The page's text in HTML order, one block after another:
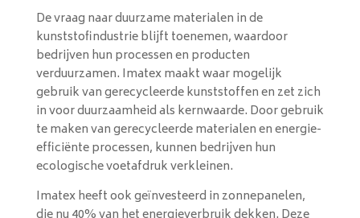
De vraag naar duurzame materialen in de
kunststofindustrie blijft toenemen, waardoor
bedrijven hun processen en producten
verduurzamen. Imatex maakt waar mogelijk
gebruik van gerecycleerde kunststoffen en zet zich
in voor duurzaamheid als kernwaarde. Door gebruik
te maken van gerecycleerde materialen en energie-
efficiënte processen, kunnen bedrijven hun
ecologische voetafdruk verkleinen.
Imatex heeft ook geïnvesteerd in zonnepanelen,